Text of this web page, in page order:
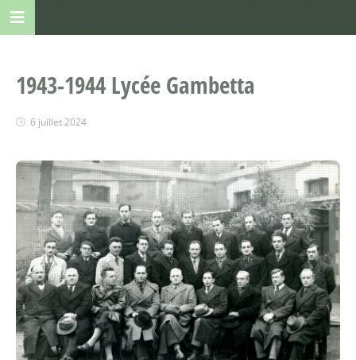
1943-1944 Lycée Gambetta
6 juillet 2024